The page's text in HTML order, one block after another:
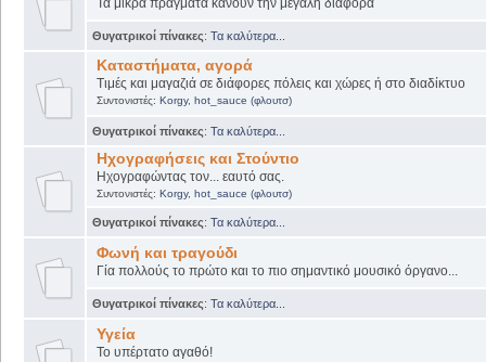
Θυγατρικοί πίνακες: Τα καλύτερα...
Καταστήματα, αγορά
Τιμές και μαγαζιά σε διάφορες πόλεις και χώρες ή στο διαδίκτυο
Συντονιστές: Korgy, hot_sauce (φλουτσ)
Θυγατρικοί πίνακες: Τα καλύτερα...
Ηχογραφήσεις και Στούντιο
Ηχογραφώντας τον... εαυτό σας.
Συντονιστές: Korgy, hot_sauce (φλουτσ)
Θυγατρικοί πίνακες: Τα καλύτερα...
Φωνή και τραγούδι
Γία πολλούς το πρώτο και το πιο σημαντικό μουσικό όργανο...
Θυγατρικοί πίνακες: Τα καλύτερα...
Υγεία
Το υπέρτατο αγαθό!